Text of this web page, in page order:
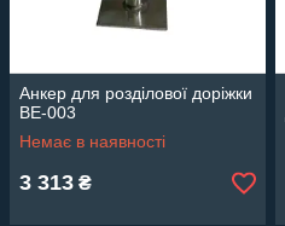
Анкер для розділової доріжки
BE-003
Немає в наявності
3 313 ₴